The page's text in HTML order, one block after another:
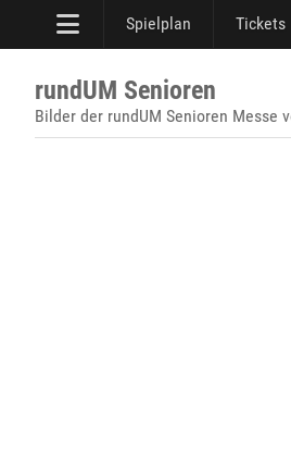
Spielplan Tickets
rundUM Senioren
Bilder der rundUM Senioren Messe